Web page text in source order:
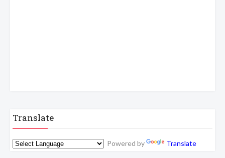
Translate
Powered by Translate